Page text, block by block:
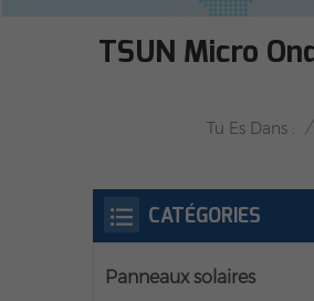
TSUN Micro
Tu Es Dans : /
CATÉGORIES
Panneaux solaires